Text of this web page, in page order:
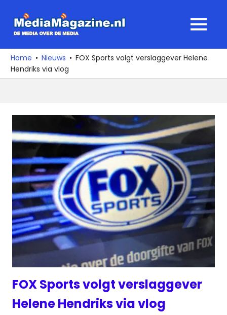
naar
media
over
de
MENU
Home Nieuws
FOX Sports volgt verslaggever Helene
Hendriks via vlog
FOX Sports volgt verslaggever
Helene Hendriks via vlog